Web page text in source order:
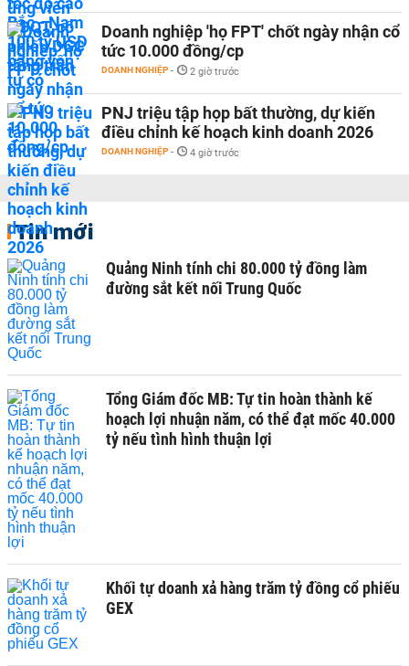
Doanh nghiệp 'họ FPT' chốt ngày nhận cổ
tức 10.000 đồng/cp
DOANH NGHIỆP - 2 giờ trước
PNJ triệu tập họp bất thường, dự kiến
điều chỉnh kế hoạch kinh doanh 2026
DOANH NGHIỆP - 4 giờ trước
Tin mới
Quảng Ninh tính chi 80.000 tỷ đồng làm
đường sắt kết nối Trung Quốc
Tổng Giám đốc MB: Tự tin hoàn thành kế
hoạch lợi nhuận năm, có thể đạt mốc 40.000
tỷ nếu tình hình thuận lợi
Khối tự doanh xả hàng trăm tỷ đồng cổ phiếu
GEX